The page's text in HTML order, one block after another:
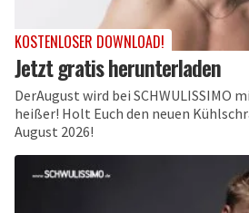
KOSTENLOSER DOWNLOAD!
Jetzt gratis herunterladen
DerAugust wird bei SCHWULISSIMO
heißer! Holt Euch den neuen
August 2026!